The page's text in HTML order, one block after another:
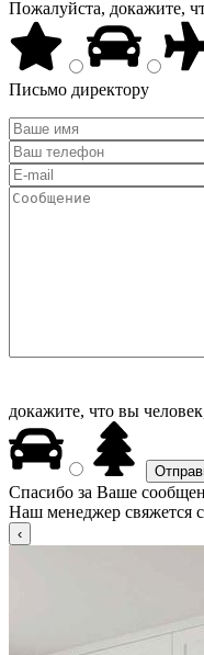
Пожалуйста, докажите,
Письмо директору
докажите, что вы
Спасибо за Ваше
Наш менеджер свяжется